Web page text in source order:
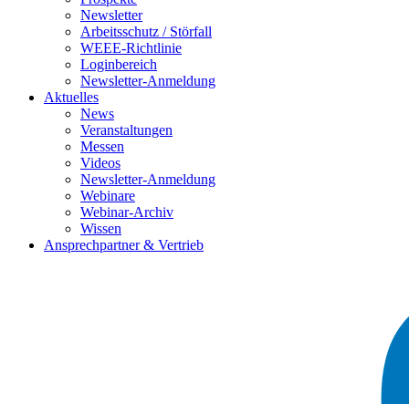
Newsletter
Arbeitsschutz / Störfall
WEEE-Richtlinie
Loginbereich
Newsletter-Anmeldung
Aktuelles
News
Veranstaltungen
Messen
Videos
Newsletter-Anmeldung
Webinare
Webinar-Archiv
Wissen
Ansprechpartner & Vertrieb